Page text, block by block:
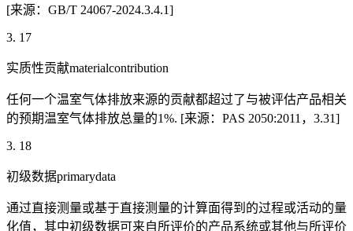
[来源：GB/T 24067-2024.3.4.1]
3. 17
实质性贡献materialcontribution
任何一个温室气体排放来源的贡献都超过了与被评估产品相关
的预期温室气体排放总量的1%. [来源：PAS 2050:2011，3.31]
3. 18
初级数据primarydata
通过直接测量或基于直接测量的计算面得到的过程或活动的量
化值，其中初级数据可来自所评价的产品系统或其他与所评价